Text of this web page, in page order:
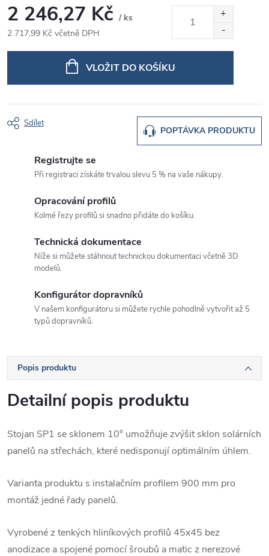
2 246,27 Kč / ks
2 717,99 Kč včetně DPH
VLOŽIT DO KOŠÍKU
POPTÁVKA PRODUKTU
Sdílet
Registrujte se
Při registraci získáte trvalou slevu 5 % na vaše nákupy.
Opracování profilů
Kolmé řezy profilů si snadno přidáte do košíku.
Technická dokumentace
Níže si můžete stáhnout technickou dokumentaci včetně 3D
modelů.
Konfigurátor dopravníků
V našem konfigurátoru si můžete rychle pohodlně vytvořit až 5
typů dopravníků.
Popis produktu
Detailní popis produktu
Stojan SP1 se sklonem 10° umožňuje zvýšit sklon solárních
panelů na střechách, které nedisponují optimálním úhlem.
Varianta produktu s instalačním profilem 900 mm pro
montáž jedné řady panelů.
Vyrobené z tenkých hliníkových profilů 45x45 bez
anodizace a spojené pomocí šroubů a matic z nerezové